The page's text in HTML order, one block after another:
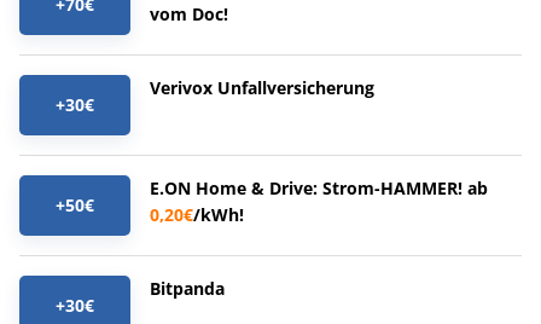
vom Doc!
+30€
Verivox Unfallversicherung
+50€
E.ON Home & Drive: Strom-HAMMER! ab
0,20€/kWh!
+30€
Bitpanda